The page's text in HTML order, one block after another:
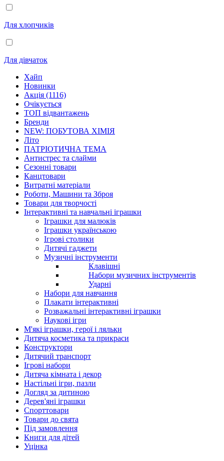
Для хлопчиків
Для дівчаток
Хайп
Новинки
Акція (1116)
Очікується
ТОП відвантажень
Бренди
NEW: ПОБУТОВА ХІМІЯ
Літо
ПАТРІОТИЧНА ТЕМА
Антистрес та слайми
Сезонні товари
Канцтовари
Витратні матеріали
Роботи, Машини та Зброя
Товари для творчості
Інтерактивні та навчальні іграшки
Іграшки для малюків
Іграшки українською
Ігрові столики
Дитячі гаджети
Музичні інструменти
Клавішні
Набори музичних інструментів
Ударні
Набори для навчання
Плакати інтерактивні
Розважальні інтерактивні іграшки
Наукові ігри
М'які іграшки, герої і ляльки
Дитяча косметика та прикраси
Конструктори
Дитячий транспорт
Ігрові набори
Дитяча кімната і декор
Настільні ігри, пазли
Догляд за дитиною
Дерев'яні іграшки
Спорттовари
Товари до свята
Під замовлення
Книги для дітей
Уцінка